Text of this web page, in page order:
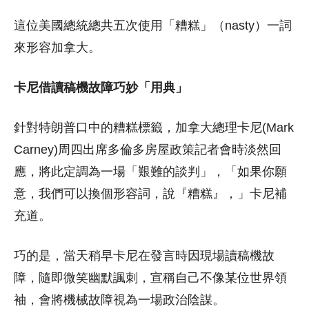
這位美國總統總共五次使用「糟糕」（nasty）一詞
來形容加拿大。
卡尼借讀稿機故障巧妙「用典」
針對特朗普口中的糟糕標籤，加拿大總理卡尼(Mark
Carney)周四出席多倫多房屋政策記者會時淡然回
應，將此定調為一場「艱難的談判」，「如果你願
意，我們可以換個形容詞，說『糟糕』，」卡尼補
充道。
巧的是，當天稍早卡尼在發言時因現場讀稿機故
障，隨即微笑幽默諷刺，宣稱自己不像某位世界領
袖，會將機械故障視為一場政治陰謀。